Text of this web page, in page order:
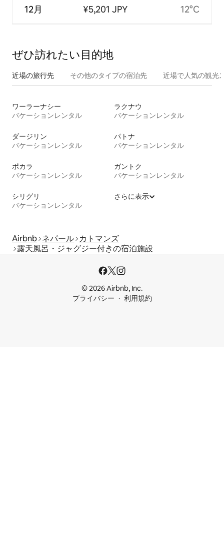
12月 ¥5,201 JPY 12°C
ぜひ訪⁠れ⁠た⁠い目⁠的⁠地
近場の旅行先 その他のタ⁠イ⁠プ⁠の宿⁠泊⁠先 近場で人気の観光
ワーラーナシー
バケーションレンタル
ラクナウ
バケーションレンタル
ダージリン
バケーションレンタル
パトナ
バケーションレンタル
ポカラ
バケーションレンタル
ガントク
バケーションレンタル
シリグリ
バケーションレンタル
さらに表示
Airbnb ネパール カトマンズ
露天風呂・ジャグジー付きの宿泊施設
© 2026 Airbnb, Inc.
プライバシー
利用規約